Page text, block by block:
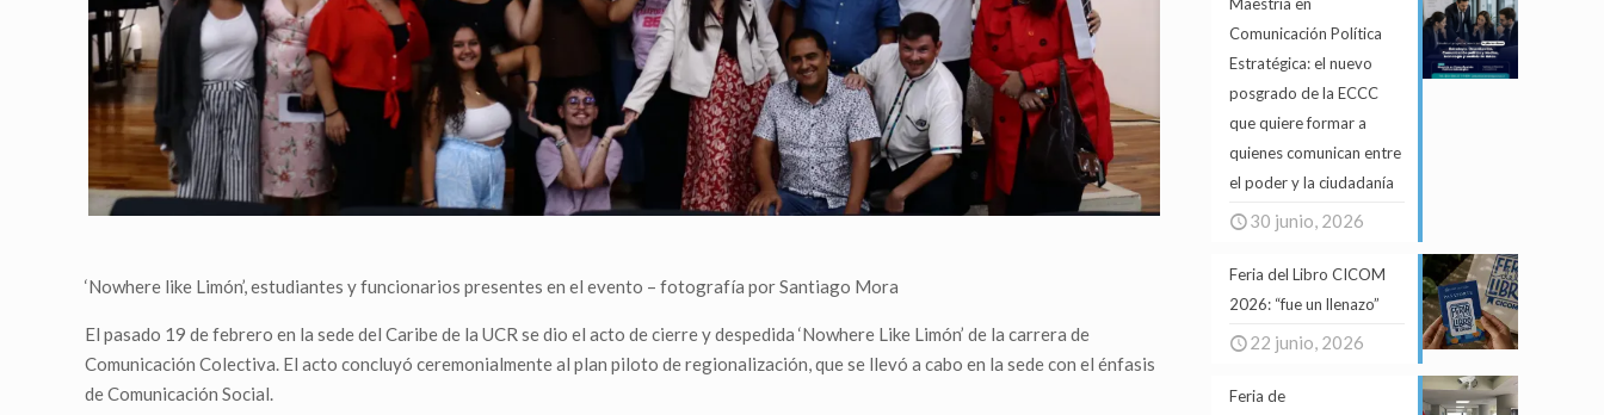
‘Nowhere like Limón’, estudiantes y funcionarios presentes en el evento – fotografía por Santiago Mora
El pasado 19 de febrero en la sede del Caribe de la UCR se dio el acto de cierre y despedida ‘Nowhere Like Limón’ de la carrera de
Comunicación Colectiva. El acto concluyó ceremonialmente al plan piloto de regionalización, que se llevó a cabo en la sede con el énfasis
de Comunicación Social.
Comunicación Política
Estratégica: el nuevo
posgrado de la ECCC
que quiere formar a
quienes comunican entre
el poder y la ciudadanía
30 junio, 2026
Feria del Libro CICOM
2026: “fue un llenazo”
22 junio, 2026
Feria de